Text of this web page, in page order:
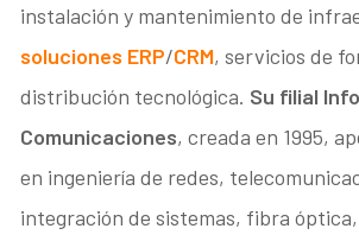
instalación y mantenimiento de
soluciones ERP/CRM, servicios de
distribución tecnológica. Su filial
Comunicaciones, creada en 1995,
en ingeniería de redes,
integración de sistemas, fibra